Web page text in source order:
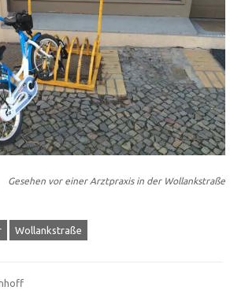
Gesehen vor einer Arztpraxis in der Wollankstraße
Wollankstraße